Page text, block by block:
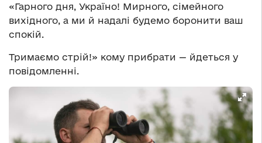
«Гарного дня, Україно! Мирного, сімейного
вихідного, а ми й надалі будемо боронити ваш
спокій.
Тримаємо стрій!» кому прибрати — йдеться у
повідомленні.